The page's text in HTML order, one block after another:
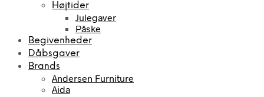
Højtider
Julegaver
Påske
Begivenheder
Dåbsgaver
Brands
Andersen Furniture
Aida